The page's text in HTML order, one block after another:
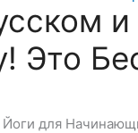
и
Это
Йоги для